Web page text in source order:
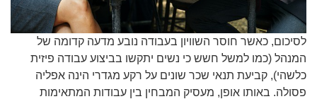
לסיכום, כאשר חוסר השוויון בעבודה נובע מדעה קדומה של
המנהל (כמו למשל חשש כי נשים יתקשו בביצוע עבודה פיזית
כלשהי), קביעת תנאי שכר שונים על רקע מגדרי הינה אפליה
פסולה. באותו אופן, מעסיק המבחין בין עבודות המתאימות